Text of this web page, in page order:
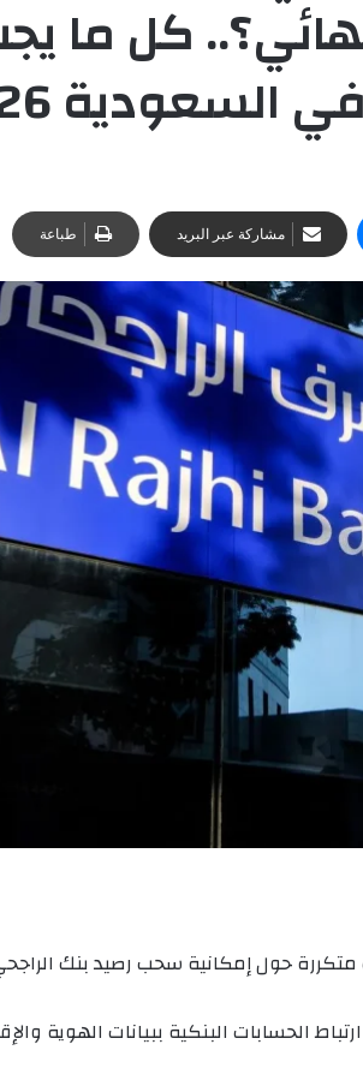
كل ما
2026
مشاركة عبر البريد طباعة
حول إمكانية سحب رصيد بنك
الحسابات البنكية ببيانات الهوية